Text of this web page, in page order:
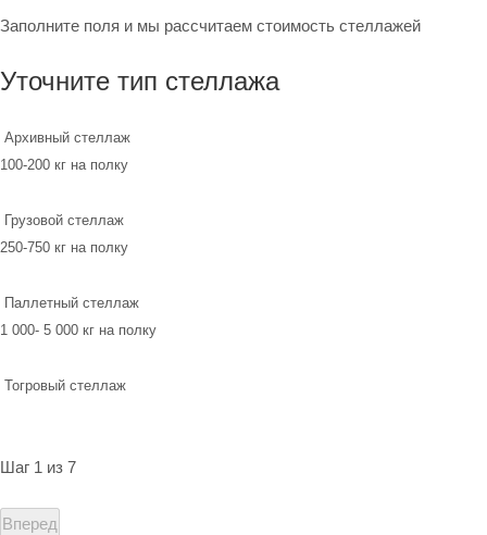
Заполните поля и мы рассчитаем стоимость стеллажей
Уточните тип стеллажа
Архивный стеллаж
100-200 кг на полку
Грузовой стеллаж
250-750 кг на полку
Паллетный стеллаж
1 000- 5 000 кг на полку
Тогровый стеллаж
Шаг 1 из 7
Вперед